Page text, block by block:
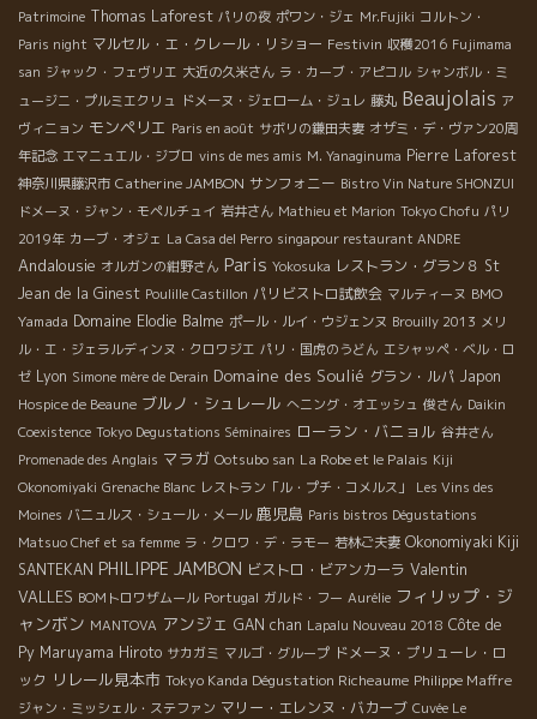
Patrimoine Thomas Laforest パリの夜 ポワン・ジェ Mr.Fujiki コルトン・
Paris night マルセル・エ・クレール・リショー Festivin 収穫2016 Fujimama
san ジャック・フェヴリエ 大近の久米さん ラ・カーブ・アピコル シャンボル・ミ
ュージニ・プルミエクリュ ドメーヌ・ジェローム・ジュレ 藤丸 Beaujolais ア
ヴィニョン モンペリエ Paris en août サボリの鎌田夫妻 オザミ・デ・ヴァン20周
年記念 エマニュエル・ジブロ vins de mes amis M. Yanaginuma Pierre Laforest
神奈川県藤沢市 Catherine JAMBON サンフォニー Bistro Vin Nature SHONZUI
ドメーヌ・ジャン・モペルチュイ 岩井さん Mathieu et Marion Tokyo Chofu パリ
2019年 カーブ・オジェ La Casa del Perro singapour restaurant ANDRE
Andalousie オルガンの紺野さん Paris Yokosuka レストラン・グラン８ St
Jean de la Ginest Poulille Castillon パリビストロ試飲会 マルティーヌ BMO
Yamada Domaine Elodie Balme ポール・ルイ・ウジェンヌ Brouilly 2013 メリ
ル・エ・ジェラルディンヌ・クロワジエ パリ・国虎のうどん エシャッペ・ベル・ロ
ゼ Lyon Simone mère de Derain Domaine des Soulié グラン・ルパ Japon
Hospice de Beaune ブルノ・シュレール へニング・オエッシュ 俊さん Daikin
Coexistence Tokyo Degustations Séminaires ローラン・バニョル 谷井さん
Promenade des Anglais マラガ Ootsubo san La Robe et le Palais Kiji
Okonomiyaki Grenache Blanc レストラン「ル・プチ・コメルス」
Les Vins des
Moines バニュルス・シュール・メール 鹿児島 Paris bistros Dégustations
Matsuo Chef et sa femme ラ・クロワ・デ・ラモー 若林ご夫妻 Okonomiyaki Kiji
SANTEKAN PHILIPPE JAMBON ビストロ・ビアンカーラ Valentin
VALLES BOMトロワザムール Portugal ガルド・フー Aurélie フィリップ・ジ
ャンボン MANTOVA アンジェ GAN chan Lapalu Nouveau 2018 Côte de
Py Maruyama Hiroto サカガミ マルゴ・グループ ドメーヌ・プリューレ・ロ
ック リレール見本市 Tokyo Kanda Dégustation Richeaume Philippe Maffre
ジャン・ミッシェル・ステファン マリー・エレンヌ・バカーブ Cuvée Le